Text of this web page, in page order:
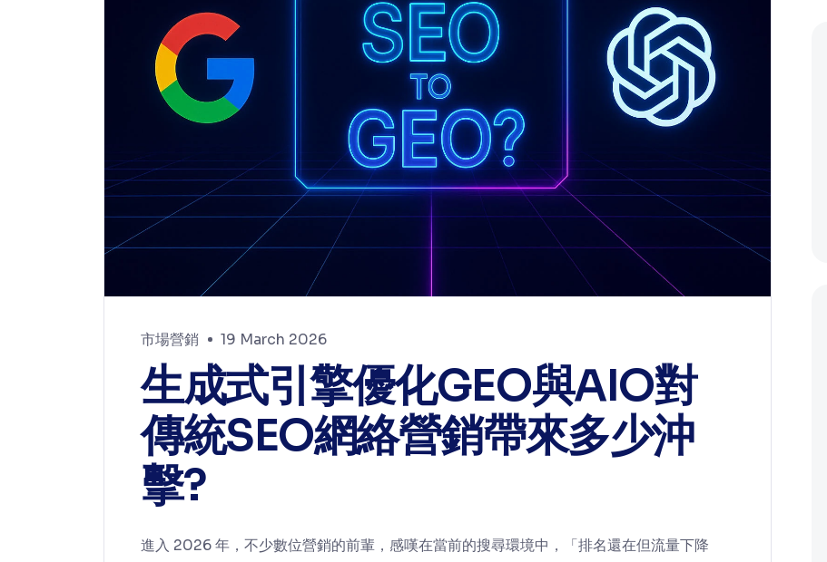
市場營銷 19 March 2026
生成式引擎優化GEO與AIO對
傳統SEO網絡營銷帶來多少沖
擊?
進入 2026 年，不少數位營銷的前輩，感嘆在當前的搜尋環境中，「排名還在但流量下降